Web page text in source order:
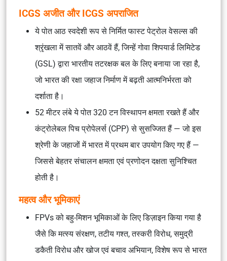
ICGS अजीत और ICGS अपराजित
ये पोत आठ स्वदेशी रूप से निर्मित फास्ट पेट्रोल वेसल्स की
श्रृंखला में सातवें और आठवें हैं, जिन्हें गोवा शिपयार्ड लिमिटेड
(GSL) द्वारा भारतीय तटरक्षक बल के लिए बनाया जा रहा है,
जो भारत की रक्षा जहाज निर्माण में बढ़ती आत्मनिर्भरता को
दर्शाता है।
52 मीटर लंबे ये पोत 320 टन विस्थापन क्षमता रखते हैं और
कंट्रोलेबल पिच प्रोपेलर्स (CPP) से सुसज्जित हैं — जो इस
श्रेणी के जहाजों में भारत में प्रथम बार उपयोग किए गए हैं —
जिससे बेहतर संचालन क्षमता एवं प्रणोदन दक्षता सुनिश्चित
होती है।
महत्व और भूमिकाएं
FPVs को बहु-मिशन भूमिकाओं के लिए डिज़ाइन किया गया है
जैसे कि मत्स्य संरक्षण, तटीय गश्त, तस्करी विरोध, समुद्री
डकैती विरोध और खोज एवं बचाव अभियान, विशेष रूप से भारत